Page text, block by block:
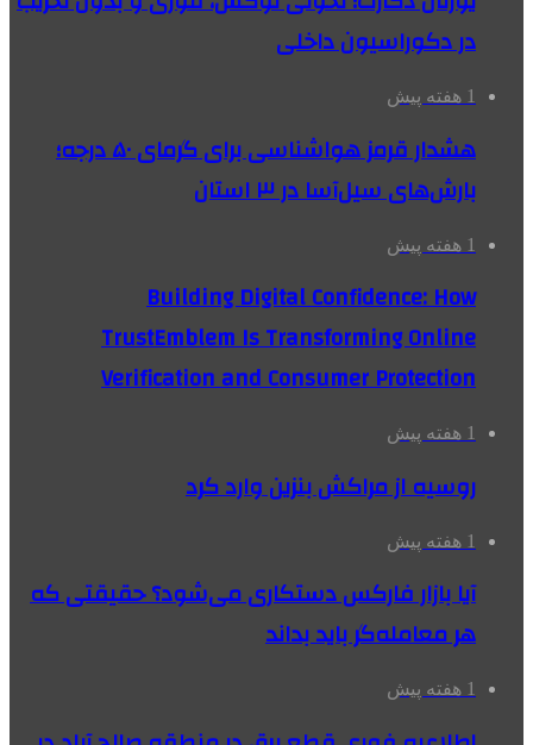
در دکوراسیون داخلی
1 هفته پیش
هشدار قرمز هواشناسی برای گرمای ۵۰ درجه؛
بارش‌های سیل‌آسا در ۳ استان
1 هفته پیش
Building Digital Confidence: How
TrustEmblem Is Transforming Online
Verification and Consumer Protection
1 هفته پیش
روسیه از مراکش بنزین وارد کرد
1 هفته پیش
آیا بازار فارکس دستکاری می‌شود؟ حقیقتی که
هر معامله‌گر باید بداند
1 هفته پیش